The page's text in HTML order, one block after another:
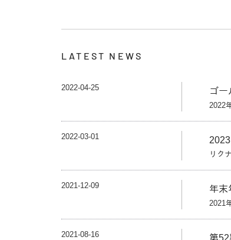
LATEST NEWS
2022-04-25 ゴー
2022
2022-03-01
リク
2021-12-09 年末
2021
2021-08-16